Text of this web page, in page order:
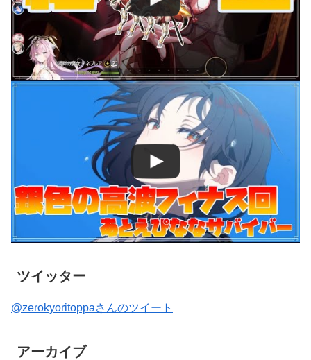
ツイッター
@zerokyoritoppaさんのツイート
アーカイブ